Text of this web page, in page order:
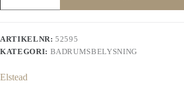
tre
ARTIKELNR:52595
KATEGORI: BADRUMSBELYSNING
Elstead